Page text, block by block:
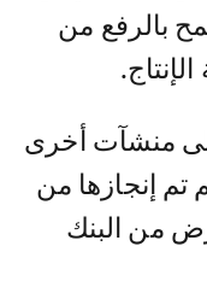
بالرفع من
منشآت أخرى
درهم تم إنجازها من
من البنك